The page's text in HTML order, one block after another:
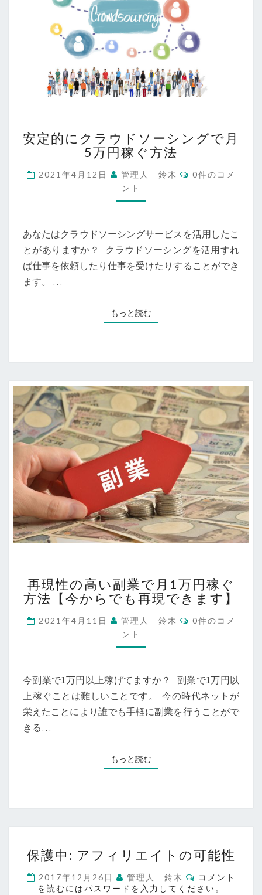
定
的
ク
ラ
ウ
ソ
ー
シ
ン
5
方
法
安定的にクラウドソーシングで月
5万円稼ぐ方法
2021年4月12日 管理人 鈴木
コ
メ
0件のコメ
ント
あなたはクラウドソーシングサービスを活用したこ
とがありますか？ クラウドソーシングを活用すれ
ば仕事を依頼したり仕事を受けたりすることができ
ます。 …
もっと読むもっと読む
現
性
高
い
副
で
月
1
万
方
で
再
で
再現性の高い副業で月1万円稼ぐ
方法【今からでも再現できます】
2021年4月11日 管理人 鈴木
コ
メ
0件のコメ
ント
今副業で1万円以上稼げてますか？ 副業で1万円以
上稼ぐことは難しいことです。 今の時代ネットが
栄えたことにより誰でも手軽に副業を行うことがで
きる…
もっと読むもっと読む
護
ア
保護中: アフィリエイトの可能性
2017年12月26日 管理人 鈴木
コ
メ
ン
コメント
を読むにはパスワードを入力してください。